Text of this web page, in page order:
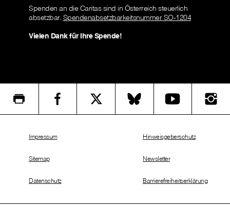
Spenden an die Caritas sind in Österreich steuerlich
absetzbar. Spendenabsetzbarkeitsnummer SO-1204
Vielen Dank für Ihre Spende!
Impressum
Sitemap
Datenschutz
Hinweisgeberschutz
Newsletter
Barrierefreiheitserklärung